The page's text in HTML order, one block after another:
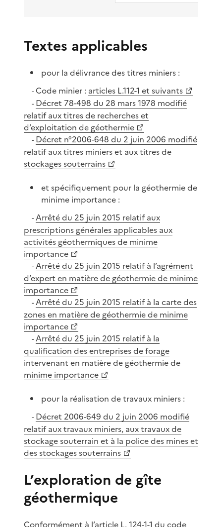
Textes applicables
pour la délivrance des titres miniers :
-Code minier : articles L.112-1 et suivants
- Décret 78-498 du 28 mars 1978 modifié
relatif aux titres de recherches et
d’exploitation de géothermie
- Décret n°2006-648 du 2 juin 2006 modifié
relatif aux titres miniers et aux titres de
stockages souterrains
et spécifiquement pour la géothermie de
minime importance :
-Arrêté du 25 juin 2015 relatif aux
prescriptions générales applicables aux
activités géothermiques de minime
importance
-Arrêté du 25 juin 2015 relatif à l’agrément
d’expert en matière de géothermie de minime
importance
-Arrêté du 25 juin 2015 relatif à la carte des
zones en matière de géothermie de minime
importance
-Arrêté du 25 juin 2015 relatif à la
qualification des entreprises de forage
intervenant en matière de géothermie de
minime importance
pour la réalisation de travaux miniers :
- Décret 2006-649 du 2 juin 2006 modifié
relatif aux travaux miniers, aux travaux de
stockage souterrain et à la police des mines et
des stockages souterrains
L’exploration de gîte
géothermique
Conformément à l’article L. 124-1-1 du code